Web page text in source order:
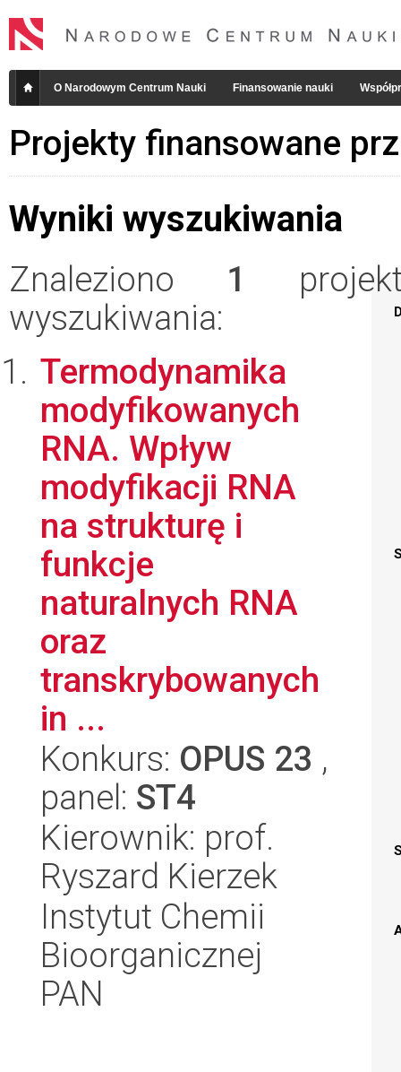
O Narodowym Centrum Nauki Finansowanie nauki
Projekty finansowane
Wyniki wyszukiwania
Znaleziono 1
wyszukiwania:
Termodynamika
modyfikowanych
RNA. Wpływ
modyfikacji RNA
na strukturę i
funkcje
naturalnych RNA
oraz
transkrybowanych
in ...
Konkurs: OPUS 23 ,
panel: ST4
Kierownik: prof.
Ryszard Kierzek
Instytut Chemii
Bioorganicznej
PAN